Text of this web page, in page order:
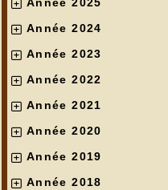
Année 2025
Année 2024
Année 2023
Année 2022
Année 2021
Année 2020
Année 2019
Année 2018